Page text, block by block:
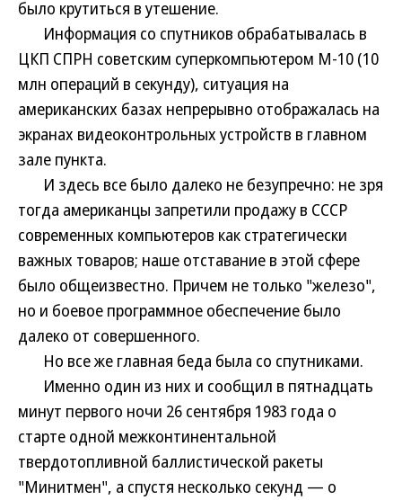
было крутиться в утешение.
Информация со спутников обрабатывалась в
ЦКП СПРН советским суперкомпьютером М-10 (10
млн операций в секунду), ситуация на
американских базах непрерывно отображалась на
экранах видеоконтрольных устройств в главном
зале пункта.
И здесь все было далеко не безупречно: не зря
тогда американцы запретили продажу в СССР
современных компьютеров как стратегически
важных товаров; наше отставание в этой сфере
было общеизвестно. Причем не только "железо",
но и боевое программное обеспечение было
далеко от совершенного.
Но все же главная беда была со спутниками.
Именно один из них и сообщил в пятнадцать
минут первого ночи 26 сентября 1983 года о
старте одной межконтинентальной
твердотопливной баллистической ракеты
"Минитмен", а спустя несколько секунд — о